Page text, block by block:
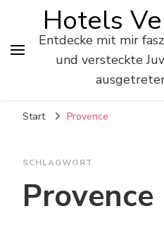
Hotels
Entdecke mit mir
und versteckte
Start Provence
SCHLAGWORT
Provence